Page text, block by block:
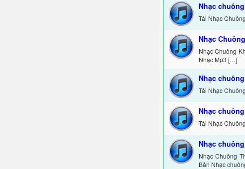
Nhạc
Tải Nhạc
Nhạc
Nhạc Chuông
Nhạc Mp3 […]
Nhạc
Tải Nhạc
Nhạc
Tải Nhạc
Nhạc
Nhạc Chuông
Bản Nhạc